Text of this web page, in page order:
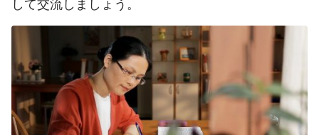
して交流しましょう。